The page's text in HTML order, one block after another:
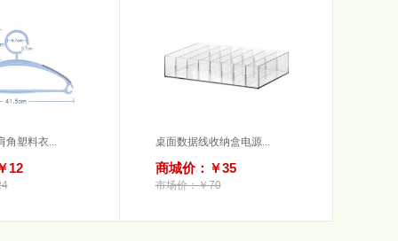
角塑料衣...
12
桌面数据线收纳盒电源...
商城价：￥35
市场价：￥70